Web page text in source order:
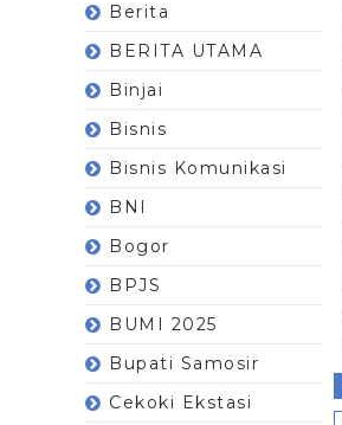
Berita
BERITA UTAMA
Binjai
Bisnis
Bisnis Komunikasi
BNI
Bogor
BPJS
BUMI 2025
Bupati Samosir
Cekoki Ekstasi